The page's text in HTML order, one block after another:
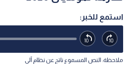
استمع للخبر:
ملاحظة: النص المسموع ناتج عن نظام آلي